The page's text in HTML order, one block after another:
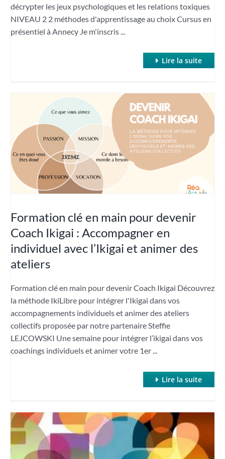
décrypter les jeux psychologiques et les relations toxiques
NIVEAU 2 2 méthodes d'apprentissage au choix Cursus en
présentiel à Annecy Je m'inscris ...
Lire la suite
Formation clé en main pour devenir
Coach Ikigai : Accompagner en
individuel avec l’Ikigai et animer des
ateliers
Formation clé en main pour devenir Coach Ikigai Découvrez
la méthode IkiLibre pour intégrer l'Ikigai dans vos
accompagnements individuels et animer des ateliers
collectifs proposée par notre partenaire Steffie
LEJCOWSKI Une semaine pour intégrer l’ikigai dans vos
coachings individuels et animer votre 1er ...
Lire la suite